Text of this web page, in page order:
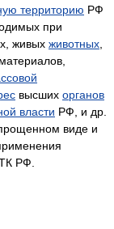
территорию РФ
при
живых животных
высших органов
власти РФ, и др.
виде и
РФ.